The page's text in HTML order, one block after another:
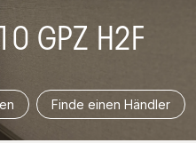
GPZ H2F
Finde einen Händler